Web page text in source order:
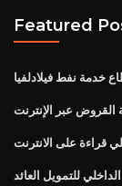
Featured
خدمة نفط فيلادلفيا
عبر الإنترنت
قراءة على الانترنت
للتمويل العائد